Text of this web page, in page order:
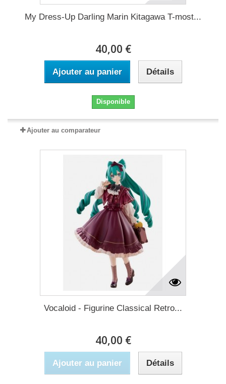
My Dress-Up Darling Marin Kitagawa T-most...
40,00 €
Ajouter au panier Détails
Disponible
Ajouter au comparateur
Vocaloid - Figurine Classical Retro...
40,00 €
Ajouter au panier Détails